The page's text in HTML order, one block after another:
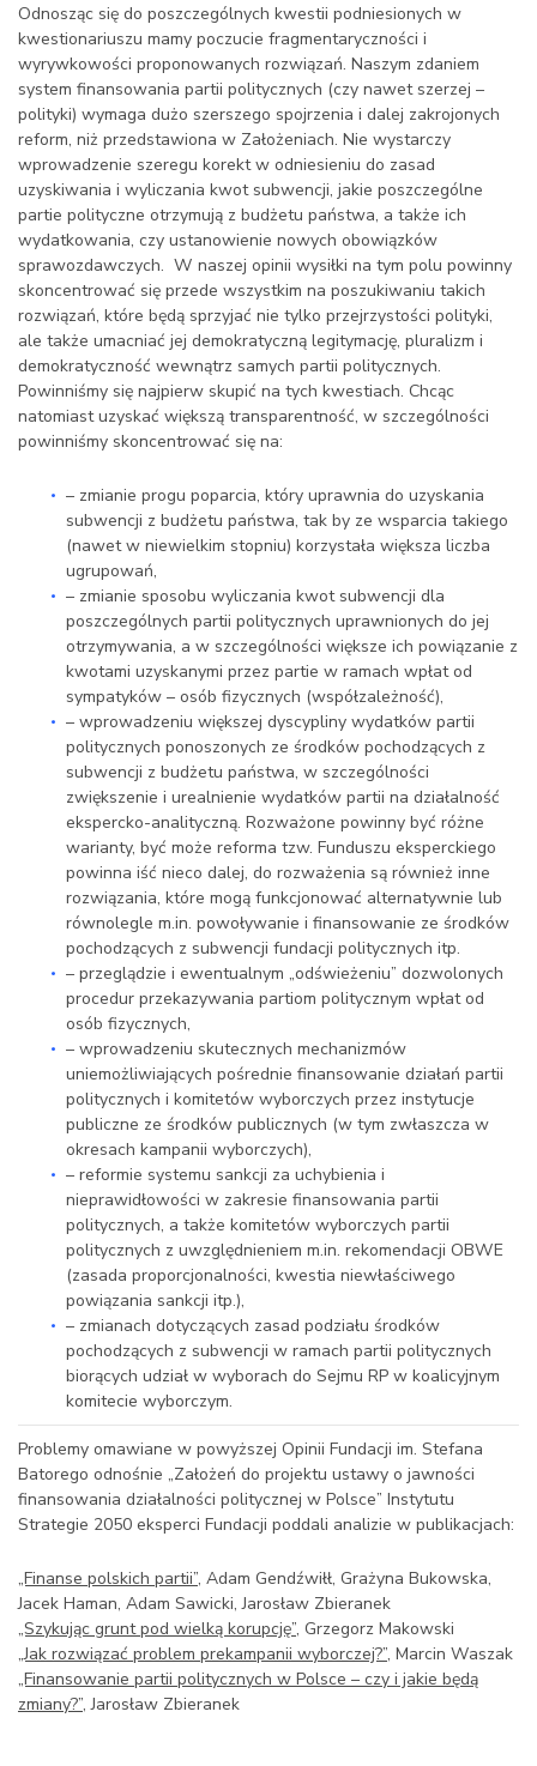
Odnosząc się do poszczególnych kwestii podniesionych w
kwestionariuszu mamy poczucie fragmentaryczności i
wyrywkowości proponowanych rozwiązań. Naszym zdaniem
system finansowania partii politycznych (czy nawet szerzej –
polityki) wymaga dużo szerszego spojrzenia i dalej zakrojonych
reform, niż przedstawiona w Założeniach. Nie wystarczy
wprowadzenie szeregu korekt w odniesieniu do zasad
uzyskiwania i wyliczania kwot subwencji, jakie poszczególne
partie polityczne otrzymują z budżetu państwa, a także ich
wydatkowania, czy ustanowienie nowych obowiązków
sprawozdawczych. W naszej opinii wysiłki na tym polu powinny
skoncentrować się przede wszystkim na poszukiwaniu takich
rozwiązań, które będą sprzyjać nie tylko przejrzystości polityki,
ale także umacniać jej demokratyczną legitymację, pluralizm i
demokratyczność wewnątrz samych partii politycznych.
Powinniśmy się najpierw skupić na tych kwestiach. Chcąc
natomiast uzyskać większą transparentność, w szczególności
powinniśmy skoncentrować się na:
– zmianie progu poparcia, który uprawnia do uzyskania
subwencji z budżetu państwa, tak by ze wsparcia takiego
(nawet w niewielkim stopniu) korzystała większa liczba
ugrupowań,
– zmianie sposobu wyliczania kwot subwencji dla
poszczególnych partii politycznych uprawnionych do jej
otrzymywania, a w szczególności większe ich powiązanie z
kwotami uzyskanymi przez partie w ramach wpłat od
sympatyków – osób fizycznych (współzależność),
– wprowadzeniu większej dyscypliny wydatków partii
politycznych ponoszonych ze środków pochodzących z
subwencji z budżetu państwa, w szczególności
zwiększenie i urealnienie wydatków partii na działalność
ekspercko-analityczną. Rozważone powinny być różne
warianty, być może reforma tzw. Funduszu eksperckiego
powinna iść nieco dalej, do rozważenia są również inne
rozwiązania, które mogą funkcjonować alternatywnie lub
równolegle m.in. powoływanie i finansowanie ze środków
pochodzących z subwencji fundacji politycznych itp.
– przeglądzie i ewentualnym „odświeżeniu” dozwolonych
procedur przekazywania partiom politycznym wpłat od
osób fizycznych,
– wprowadzeniu skutecznych mechanizmów
uniemożliwiających pośrednie finansowanie działań partii
politycznych i komitetów wyborczych przez instytucje
publiczne ze środków publicznych (w tym zwłaszcza w
okresach kampanii wyborczych),
– reformie systemu sankcji za uchybienia i
nieprawidłowości w zakresie finansowania partii
politycznych, a także komitetów wyborczych partii
politycznych z uwzględnieniem m.in. rekomendacji OBWE
(zasada proporcjonalności, kwestia niewłaściwego
powiązania sankcji itp.),
– zmianach dotyczących zasad podziału środków
pochodzących z subwencji w ramach partii politycznych
biorących udział w wyborach do Sejmu RP w koalicyjnym
komitecie wyborczym.
Problemy omawiane w powyższej Opinii Fundacji im. Stefana
Batorego odnośnie „Założeń do projektu ustawy o jawności
finansowania działalności politycznej w Polsce” Instytutu
Strategie 2050 eksperci Fundacji poddali analizie w publikacjach:
„Finanse polskich partii”, Adam Gendźwiłł, Grażyna Bukowska,
Jacek Haman, Adam Sawicki, Jarosław Zbieranek
„Szykując grunt pod wielką korupcję”, Grzegorz Makowski
„Jak rozwiązać problem prekampanii wyborczej?”, Marcin Waszak
„Finansowanie partii politycznych w Polsce – czy i jakie będą
zmiany?”, Jarosław Zbieranek